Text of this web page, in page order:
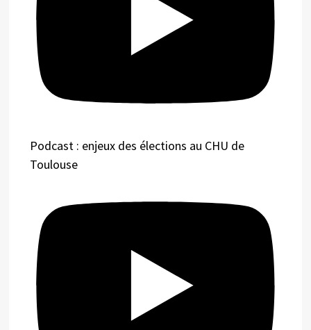
Podcast : enjeux des élections au CHU de
Toulouse